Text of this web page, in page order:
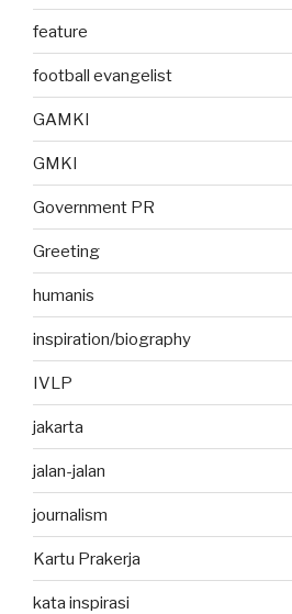
feature
football evangelist
GAMKI
GMKI
Government PR
Greeting
humanis
inspiration/biography
IVLP
jakarta
jalan-jalan
journalism
Kartu Prakerja
kata inspirasi